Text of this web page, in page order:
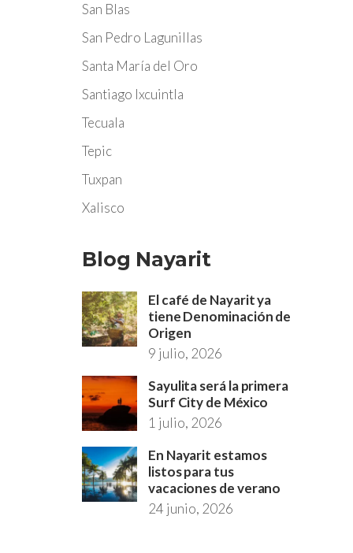
San Blas
San Pedro Lagunillas
Santa María del Oro
Santiago Ixcuintla
Tecuala
Tepic
Tuxpan
Xalisco
Blog Nayarit
El café de Nayarit ya
tiene Denominación de
Origen
9 julio, 2026
Sayulita será la primera
Surf City de México
1 julio, 2026
En Nayarit estamos
listos para tus
vacaciones de verano
24 junio, 2026